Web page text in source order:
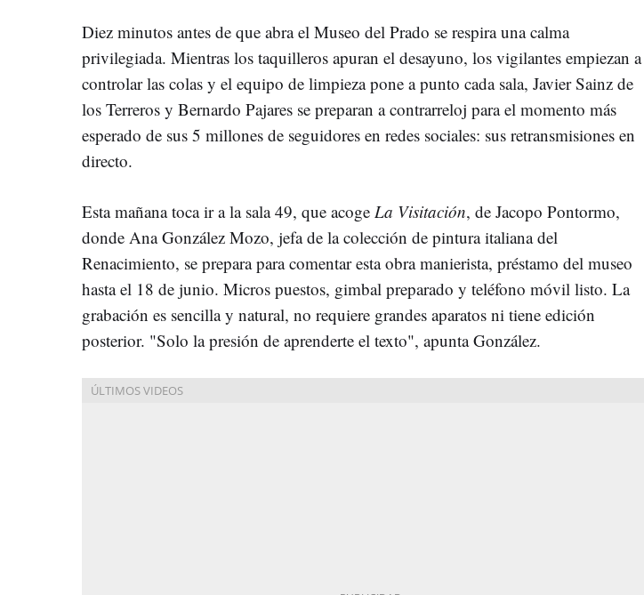
Diez minutos antes de que abra el Museo del Prado se respira una calma
privilegiada. Mientras los taquilleros apuran el desayuno, los vigilantes empiezan a
controlar las colas y el equipo de limpieza pone a punto cada sala, Javier Sainz de
los Terreros y Bernardo Pajares se preparan a contrarreloj para el momento más
esperado de sus 5 millones de seguidores en redes sociales: sus retransmisiones en
directo.
Esta mañana toca ir a la sala 49, que acoge La Visitación, de Jacopo Pontormo,
donde Ana González Mozo, jefa de la colección de pintura italiana del
Renacimiento, se prepara para comentar esta obra manierista, préstamo del museo
hasta el 18 de junio. Micros puestos, gimbal preparado y teléfono móvil listo. La
grabación es sencilla y natural, no requiere grandes aparatos ni tiene edición
posterior. "Solo la presión de aprenderte el texto", apunta González.